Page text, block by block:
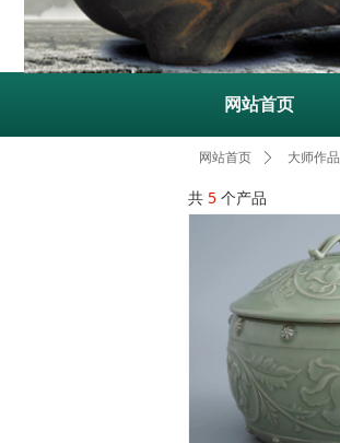
网站首页
共 5 个产品
网站首页 ꄲ 大师作品